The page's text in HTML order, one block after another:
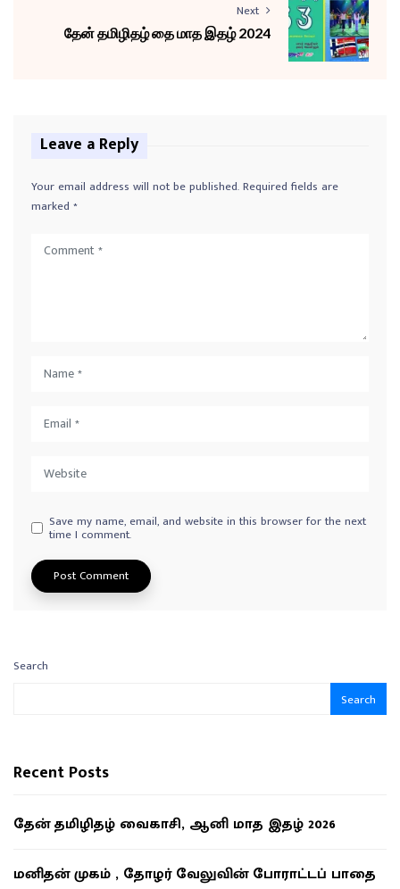
Next
தேன் தமிழிதழ் தை மாத இதழ் 2024
Leave a Reply
Your email address will not be published.Required fields are
marked *
Save my name, email, and website in this browser for the next
time I comment.
Search
Search
Recent Posts
தேன் தமிழிதழ் வைகாசி, ஆனி மாத இதழ் 2026
மனிதன் முகம் , தோழர் வேலுவின் போராட்டப் பாதை